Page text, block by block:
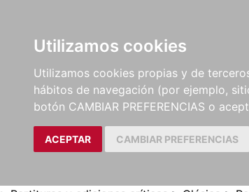
Utilizamos cookies
Utilizamos cookies propias y de
hábitos de navegación (por ejemplo,
botón CAMBIAR PREFERENCIAS o
ACEPTAR CAMBIAR PREFERENCIAS
LIBROS
MÉTODOS Y
EJERCICIOS
CRÍTICAS